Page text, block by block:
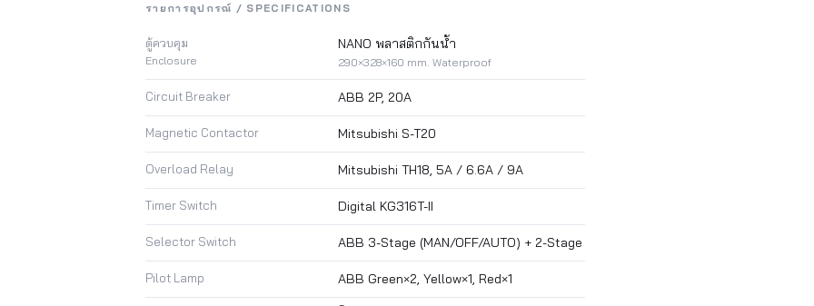
รายการอุปกรณ์ / SPECIFICATIONS
ตู้ควบคุม
Enclosure
NANO พลาสติกกันน้ำ
290×328×160 mm. Waterproof
Circuit Breaker ABB 2P, 20A
Magnetic Contactor Mitsubishi S-T20
Overload Relay Mitsubishi TH18, 5A / 6.6A / 9A
Timer Switch Digital KG316T-II
Selector Switch ABB 3-Stage (MAN/OFF/AUTO) + 2-Stage
Pilot Lamp ABB Green×2, Yellow×1, Red×1